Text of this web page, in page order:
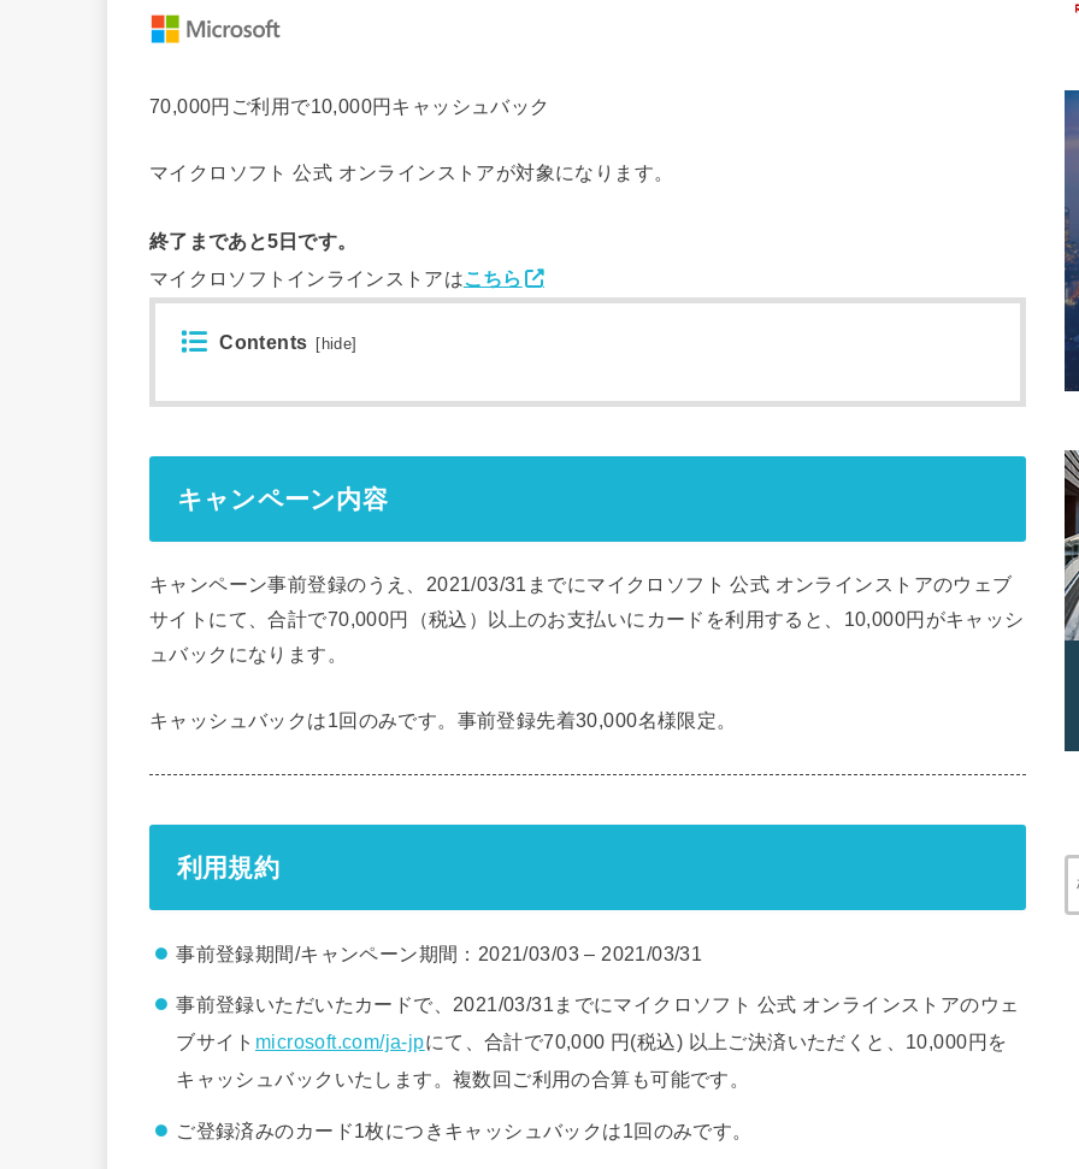
70,000円ご利用で10,000円キャッシュバック
マイクロソフト 公式 オンラインストアが対象になります。
終了まであと5日です。
マイクロソフトインラインストアはこちら
Contents [ hide]
キャンペーン内容
キャンペーン事前登録のうえ、2021/03/31までにマイクロソフト 公式 オンラインストアのウェブ
サイトにて、合計で70,000円（税込）以上のお支払いにカードを利用すると、10,000円がキャッシ
ュバックになります。
キャッシュバックは1回のみです。事前登録先着30,000名様限定。
利用規約
事前登録期間/キャンペーン期間：2021/03/03 – 2021/03/31
事前登録いただいたカードで、2021/03/31までにマイクロソフト 公式 オンラインストアのウェ
ブサイト microsoft.com/ja-jpにて、合計で70,000 円(税込) 以上ご決済いただくと、10,000円を
キャッシュバックいたします。複数回ご利用の合算も可能です。
ご登録済みのカード1枚につきキャッシュバックは1回のみです。